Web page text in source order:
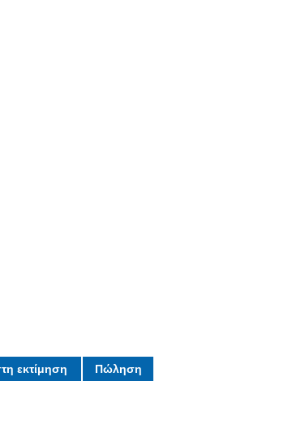
εκτίμηση Πώληση